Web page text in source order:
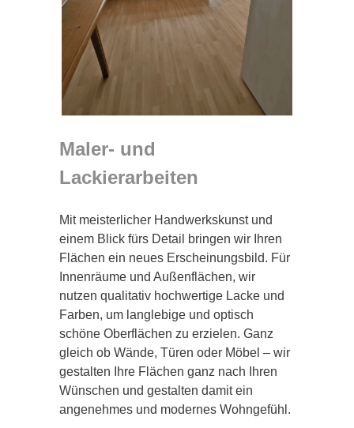
Maler- und
Lackierarbeiten
Mit meisterlicher Handwerkskunst und
einem Blick fürs Detail bringen wir Ihren
Flächen ein neues Erscheinungsbild. Für
Innenräume und Außenflächen, wir
nutzen qualitativ hochwertige Lacke und
Farben, um langlebige und optisch
schöne Oberflächen zu erzielen. Ganz
gleich ob Wände, Türen oder Möbel – wir
gestalten Ihre Flächen ganz nach Ihren
Wünschen und gestalten damit ein
angenehmes und modernes Wohngefühl.